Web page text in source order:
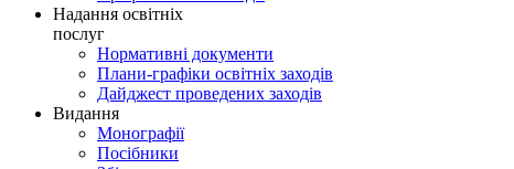
Надання освітніх
послуг
Нормативні документи
Плани-графіки освітніх заходів
Дайджест проведених заходів
Видання
Монографії
Посібники